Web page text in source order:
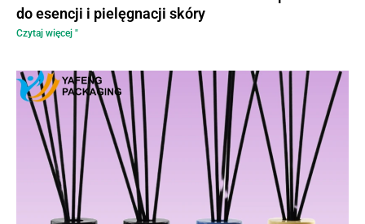
do esencji i pielęgnacji skóry
Czytaj więcej "